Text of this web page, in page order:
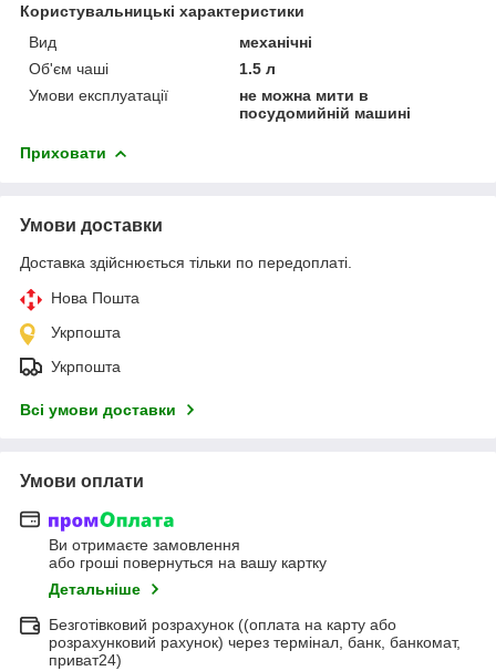
Користувальницькі характеристики
Вид
механічні
Об'єм чаші
1.5 л
Умови експлуатації
не можна мити в
посудомийній машині
Приховати
Умови доставки
Доставка здійснюється тільки по передоплаті.
Нова Пошта
Укрпошта
Укрпошта
Всі умови доставки
Умови оплати
Ви отримаєте замовлення
або гроші повернуться на вашу картку
Детальніше
Безготівковий розрахунок ((оплата на карту або
розрахунковий рахунок) через термінал, банк, банкомат,
приват24)